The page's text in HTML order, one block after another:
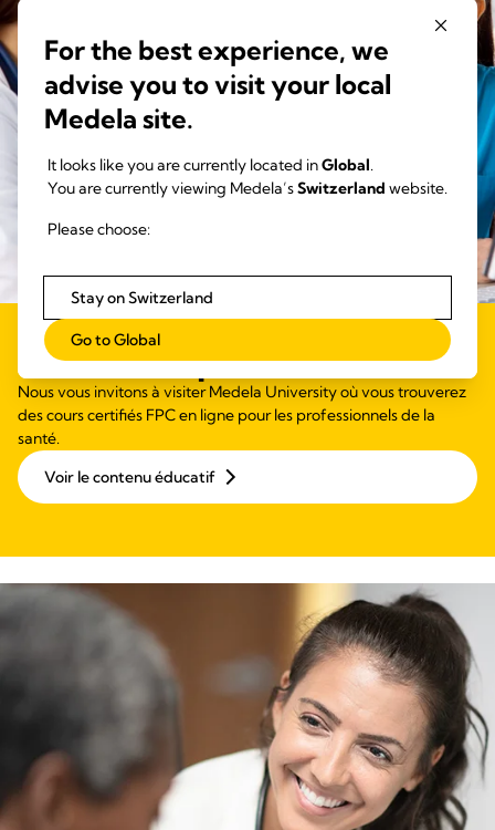
Formation professionnelle
Nous vous invitons à visiter Medela University où vous trouverez
des cours certifiés FPC en ligne pour les professionnels de la
santé.
Voir le contenu éducatif
For the best experience, we
advise you to visit your local
Medela site.
It looks like you are currently located inGlobal.
You are currently viewing Medela’sSwitzerland website.
Please choose:
Stay on Switzerland
Go to Global